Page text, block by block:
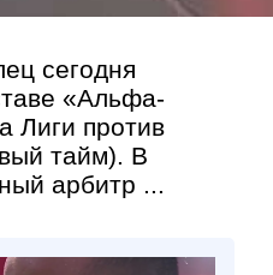
сегодня
«Альфа-
Лиги против
тайм). В
арбитр ...